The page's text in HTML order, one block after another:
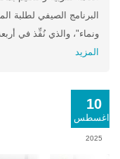
ونماء"، والذي نُفِّذ في
المزيد
10
اغسطس
2025